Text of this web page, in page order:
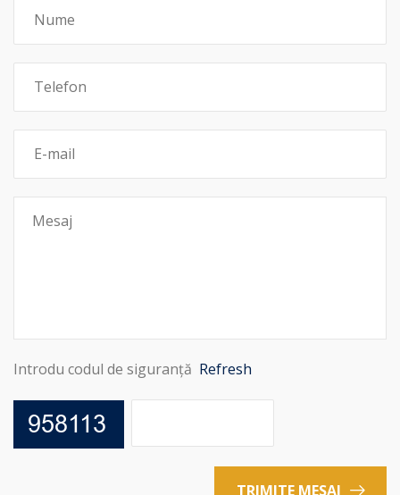
Introdu codul de siguranță Refresh
TRIMITE MESAJ